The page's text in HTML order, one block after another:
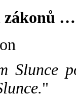
zákonů …
Slunce
"